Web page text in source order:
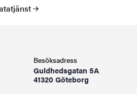
Besöksadress
Guldhedsgatan 5A
41320 Göteborg